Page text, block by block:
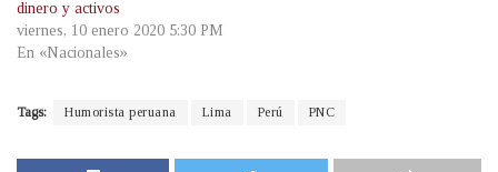
dinero y activos
viernes, 10 enero 2020 5:30 PM
En «Nacionales»
Tags: Humorista peruana Lima Perú PNC